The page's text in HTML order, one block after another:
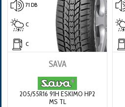
71 DB
C
C
SAVA
205/55R16 91H ESKIMO HP2
MS TL